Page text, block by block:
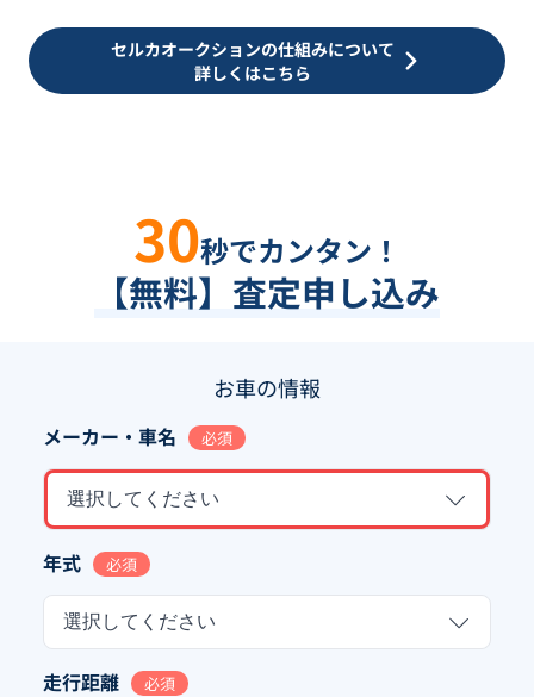
セルカオークションの仕組みについて
詳しくはこちら
30秒でカンタン！
【無料】査定申し込み
お車の情報
メーカー・車名 必須
選択してください
年式 必須
選択してください
走行距離 必須